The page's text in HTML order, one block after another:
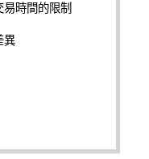
時間的限制
異